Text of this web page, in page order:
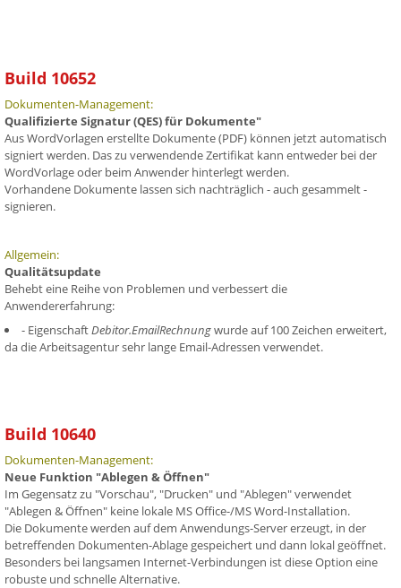
Build 10652
Dokumenten-Management:
Qualifizierte Signatur (QES) für Dokumente"
Aus WordVorlagen erstellte Dokumente (PDF) können jetzt automatisch
signiert werden. Das zu verwendende Zertifikat kann entweder bei der
WordVorlage oder beim Anwender hinterlegt werden.
Vorhandene Dokumente lassen sich nachträglich - auch gesammelt -
signieren.
Allgemein:
Qualitätsupdate
Behebt eine Reihe von Problemen und verbessert die
Anwendererfahrung:
- EigenschaftDebitor.EmailRechnungwurde auf 100 Zeichen erweitert,
da die Arbeitsagentur sehr lange Email-Adressen verwendet.
Build 10640
Dokumenten-Management:
Neue Funktion "Ablegen & Öffnen"
Im Gegensatz zu "Vorschau", "Drucken" und "Ablegen" verwendet
"Ablegen & Öffnen" keine lokale MS Office-/MS Word-Installation.
Die Dokumente werden auf dem Anwendungs-Server erzeugt, in der
betreffenden Dokumenten-Ablage gespeichert und dann lokal geöffnet.
Besonders bei langsamen Internet-Verbindungen ist diese Option eine
robuste und schnelle Alternative.